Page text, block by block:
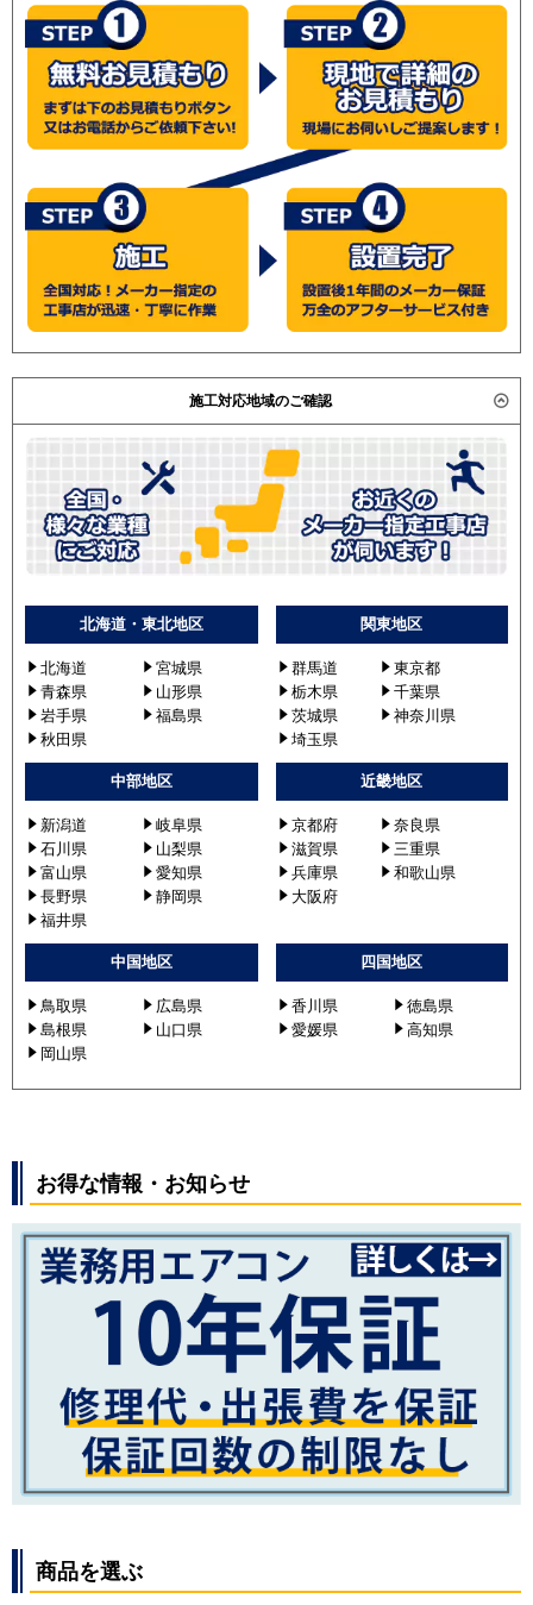
施工対応地域のご確認
北海道・東北地区
北海道
宮城県
青森県
山形県
岩手県
福島県
秋田県
関東地区
群馬道
東京都
栃木県
千葉県
茨城県
神奈川県
埼玉県
中部地区
新潟道
岐阜県
石川県
山梨県
富山県
愛知県
長野県
静岡県
福井県
近畿地区
京都府
奈良県
滋賀県
三重県
兵庫県
和歌山県
大阪府
中国地区
鳥取県
広島県
島根県
山口県
岡山県
四国地区
香川県
徳島県
愛媛県
高知県
お得な情報・お知らせ
商品を選ぶ